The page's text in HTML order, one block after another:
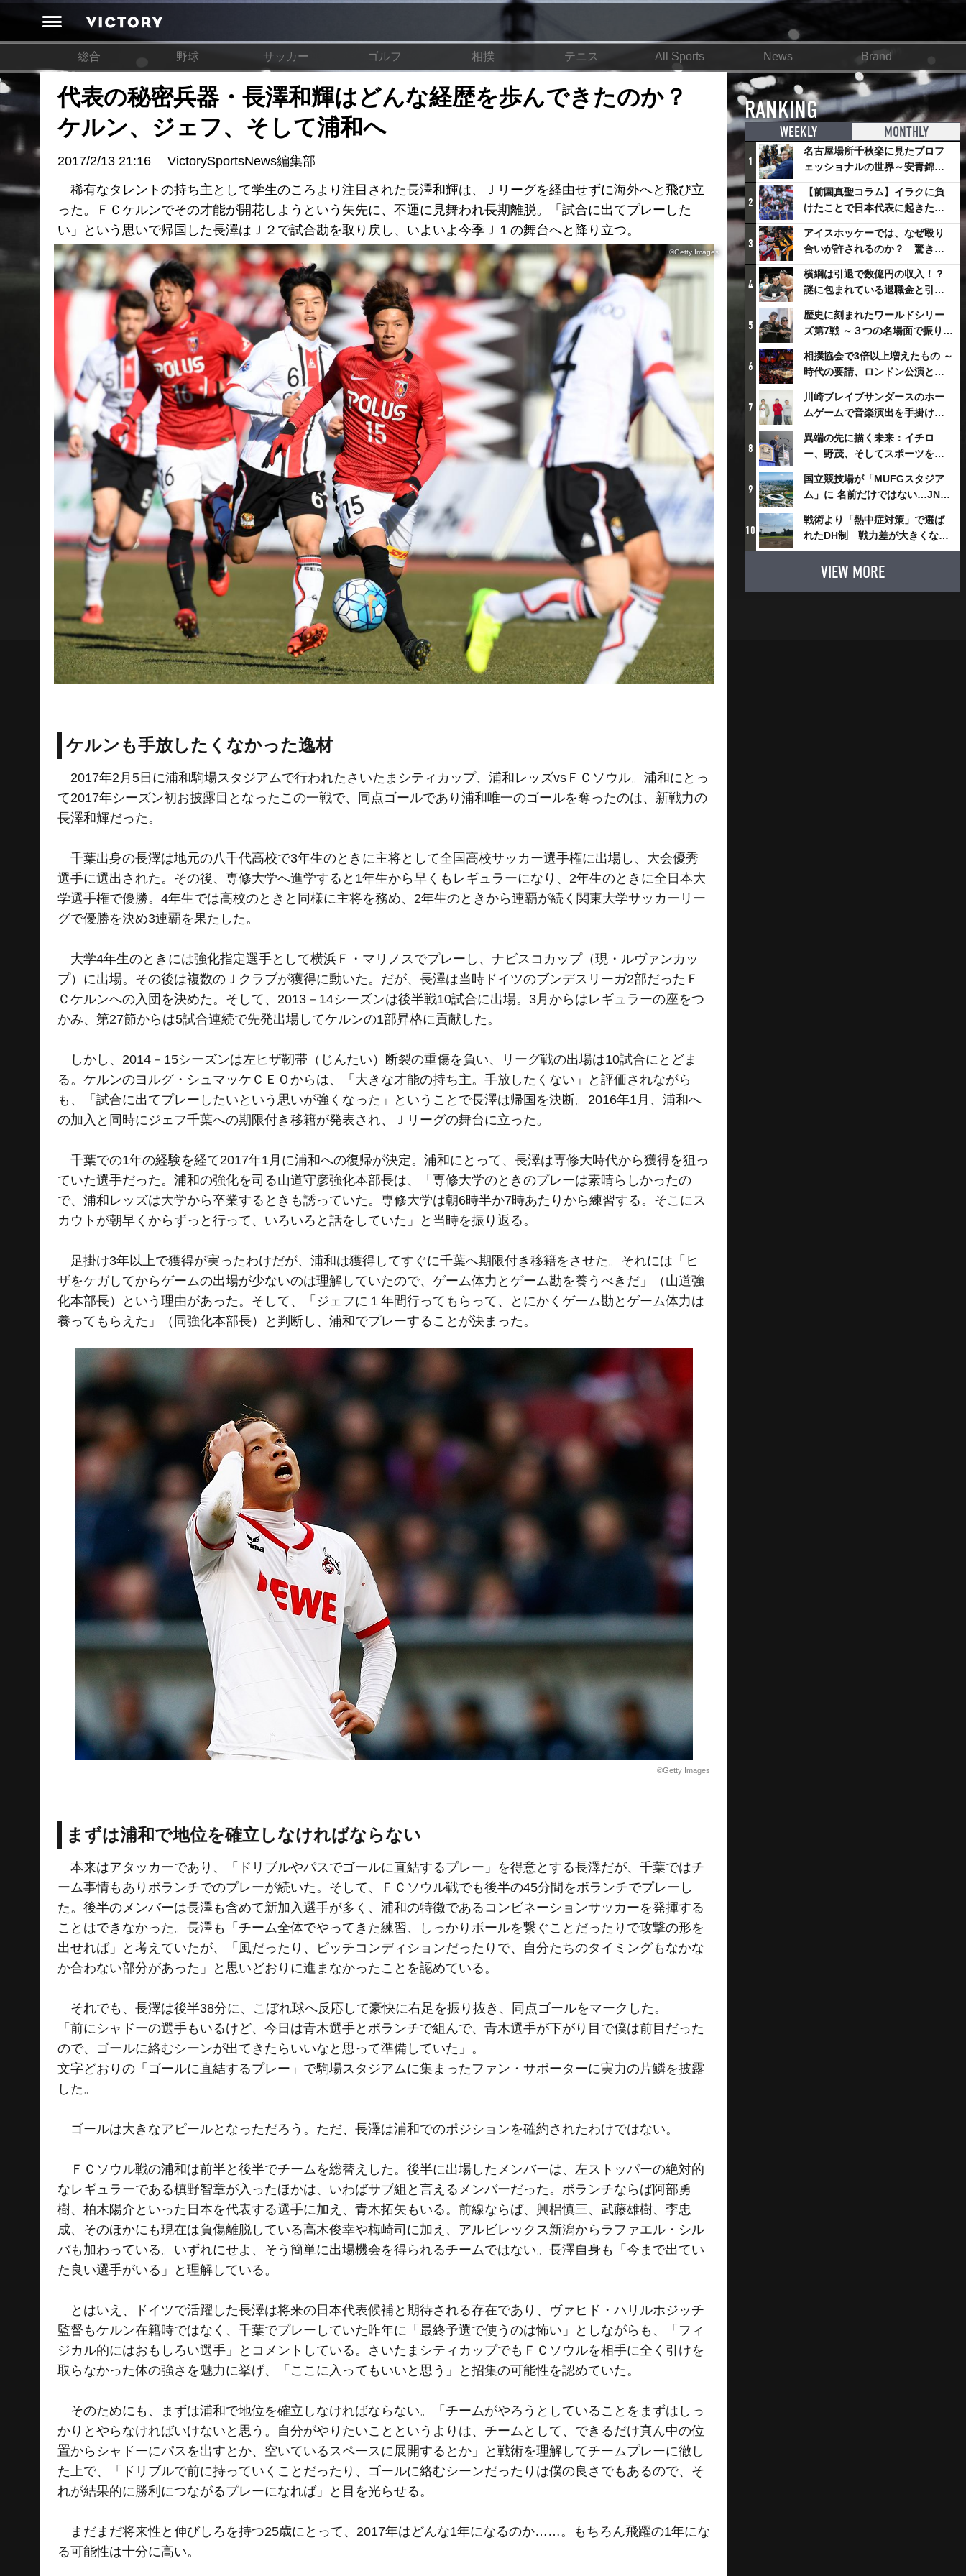
総合 野球 サッカー ゴルフ 相撲 テニス All Sports News Brand
代表の秘密兵器・長澤和輝はどんな経歴を歩んできたのか？
ケルン、ジェフ、そして浦和へ
2017/2/13 21:16
VictorySportsNews編集部
稀有なタレントの持ち主として学生のころより注目された長澤和輝は、Ｊリーグを経由せずに海外へと飛び立
った。ＦＣケルンでその才能が開花しようという矢先に、不運に見舞われ長期離脱。「試合に出てプレーした
い」という思いで帰国した長澤はＪ２で試合勘を取り戻し、いよいよ今季Ｊ１の舞台へと降り立つ。
©Getty Images
ケルンも手放したくなかった逸材
2017年2月5日に浦和駒場スタジアムで行われたさいたまシティカップ、浦和レッズvsＦＣソウル。浦和にとっ
て2017年シーズン初お披露目となったこの一戦で、同点ゴールであり浦和唯一のゴールを奪ったのは、新戦力の
長澤和輝だった。
千葉出身の長澤は地元の八千代高校で3年生のときに主将として全国高校サッカー選手権に出場し、大会優秀
選手に選出された。その後、専修大学へ進学すると1年生から早くもレギュラーになり、2年生のときに全日本大
学選手権で優勝。4年生では高校のときと同様に主将を務め、2年生のときから連覇が続く関東大学サッカーリー
グで優勝を決め3連覇を果たした。
大学4年生のときには強化指定選手として横浜Ｆ・マリノスでプレーし、ナビスコカップ（現・ルヴァンカッ
プ）に出場。その後は複数のＪクラブが獲得に動いた。だが、長澤は当時ドイツのブンデスリーガ2部だったＦ
Ｃケルンへの入団を決めた。そして、2013－14シーズンは後半戦10試合に出場。3月からはレギュラーの座をつ
かみ、第27節からは5試合連続で先発出場してケルンの1部昇格に貢献した。
しかし、2014－15シーズンは左ヒザ靭帯（じんたい）断裂の重傷を負い、リーグ戦の出場は10試合にとどま
る。ケルンのヨルグ・シュマッケＣＥＯからは、「大きな才能の持ち主。手放したくない」と評価されながら
も、「試合に出てプレーしたいという思いが強くなった」ということで長澤は帰国を決断。2016年1月、浦和へ
の加入と同時にジェフ千葉への期限付き移籍が発表され、Ｊリーグの舞台に立った。
千葉での1年の経験を経て2017年1月に浦和への復帰が決定。浦和にとって、長澤は専修大時代から獲得を狙っ
ていた選手だった。浦和の強化を司る山道守彦強化本部長は、「専修大学のときのプレーは素晴らしかったの
で、浦和レッズは大学から卒業するときも誘っていた。専修大学は朝6時半か7時あたりから練習する。そこにス
カウトが朝早くからずっと行って、いろいろと話をしていた」と当時を振り返る。
足掛け3年以上で獲得が実ったわけだが、浦和は獲得してすぐに千葉へ期限付き移籍をさせた。それには「ヒ
ザをケガしてからゲームの出場が少ないのは理解していたので、ゲーム体力とゲーム勘を養うべきだ」（山道強
化本部長）という理由があった。そして、「ジェフに１年間行ってもらって、とにかくゲーム勘とゲーム体力は
養ってもらえた」（同強化本部長）と判断し、浦和でプレーすることが決まった。
©Getty Images
まずは浦和で地位を確立しなければならない
本来はアタッカーであり、「ドリブルやパスでゴールに直結するプレー」を得意とする長澤だが、千葉ではチ
ーム事情もありボランチでのプレーが続いた。そして、ＦＣソウル戦でも後半の45分間をボランチでプレーし
た。後半のメンバーは長澤も含めて新加入選手が多く、浦和の特徴であるコンビネーションサッカーを発揮する
ことはできなかった。長澤も「チーム全体でやってきた練習、しっかりボールを繋ぐことだったりで攻撃の形を
出せれば」と考えていたが、「風だったり、ピッチコンディションだったりで、自分たちのタイミングもなかな
か合わない部分があった」と思いどおりに進まなかったことを認めている。
それでも、長澤は後半38分に、こぼれ球へ反応して豪快に右足を振り抜き、同点ゴールをマークした。
「前にシャドーの選手もいるけど、今日は青木選手とボランチで組んで、青木選手が下がり目で僕は前目だった
ので、ゴールに絡むシーンが出てきたらいいなと思って準備していた」。
文字どおりの「ゴールに直結するプレー」で駒場スタジアムに集まったファン・サポーターに実力の片鱗を披露
した。
ゴールは大きなアピールとなっただろう。ただ、長澤は浦和でのポジションを確約されたわけではない。
ＦＣソウル戦の浦和は前半と後半でチームを総替えした。後半に出場したメンバーは、左ストッパーの絶対的
なレギュラーである槙野智章が入ったほかは、いわばサブ組と言えるメンバーだった。ボランチならば阿部勇
樹、柏木陽介といった日本を代表する選手に加え、青木拓矢もいる。前線ならば、興梠慎三、武藤雄樹、李忠
成、そのほかにも現在は負傷離脱している高木俊幸や梅崎司に加え、アルビレックス新潟からラファエル・シル
バも加わっている。いずれにせよ、そう簡単に出場機会を得られるチームではない。長澤自身も「今まで出てい
た良い選手がいる」と理解している。
とはいえ、ドイツで活躍した長澤は将来の日本代表候補と期待される存在であり、ヴァヒド・ハリルホジッチ
監督もケルン在籍時ではなく、千葉でプレーしていた昨年に「最終予選で使うのは怖い」としながらも、「フィ
ジカル的にはおもしろい選手」とコメントしている。さいたまシティカップでもＦＣソウルを相手に全く引けを
取らなかった体の強さを魅力に挙げ、「ここに入ってもいいと思う」と招集の可能性を認めていた。
そのためにも、まずは浦和で地位を確立しなければならない。「チームがやろうとしていることをまずはしっ
かりとやらなければいけないと思う。自分がやりたいことというよりは、チームとして、できるだけ真ん中の位
置からシャドーにパスを出すとか、空いているスペースに展開するとか」と戦術を理解してチームプレーに徹し
た上で、「ドリブルで前に持っていくことだったり、ゴールに絡むシーンだったりは僕の良さでもあるので、そ
れが結果的に勝利につながるプレーになれば」と目を光らせる。
まだまだ将来性と伸びしろを持つ25歳にとって、2017年はどんな1年になるのか……。もちろん飛躍の1年にな
る可能性は十分に高い。
RANKING
WEEKLY MONTHLY
1
名古屋場所千秋楽に見たプロフ
ェッショナルの世界～安青錦の
優勝を巡るさまざまなドラマ
2
【前園真聖コラム】イラクに負
けたことで日本代表に起きたプ
ラスとは
3
アイスホッケーでは、なぜ殴り
合いが許されるのか？ 驚きの
「ファイティング」ルールにつ
いて
4
横綱は引退で数億円の収入！？
謎に包まれている退職金と引退
相撲興行
5
歴史に刻まれたワールドシリー
ズ第7戦 ～３つの名場面で振り返
る～
6
相撲協会で3倍以上増えたもの ～
時代の要請、ロンドン公演と古
式大相撲
7
川崎ブレイブサンダースのホー
ムゲームで音楽演出を手掛ける
スチャダラパーが川崎新！アリ
ーナシティ・プロジェクトを語
る 「楽しみでしかないでしょ。
川崎は、ずっと成長曲線だか
ら」
8
異端の先に描く未来：イチロ
ー、野茂、そしてスポーツを支
える科学界の挑戦
9
国立競技場が「MUFGスタジア
ム」に 名前だけではない…JNSE
とMUFGが“共創”し描く地域活
性化・社会価値創造の近未来図
とは
10
戦術より「熱中症対策」で選ば
れたDH制 戦力差が大きくなる
懸念も
VIEW MORE